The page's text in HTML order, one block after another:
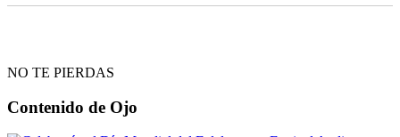
NO TE PIERDAS
Contenido de Ojo